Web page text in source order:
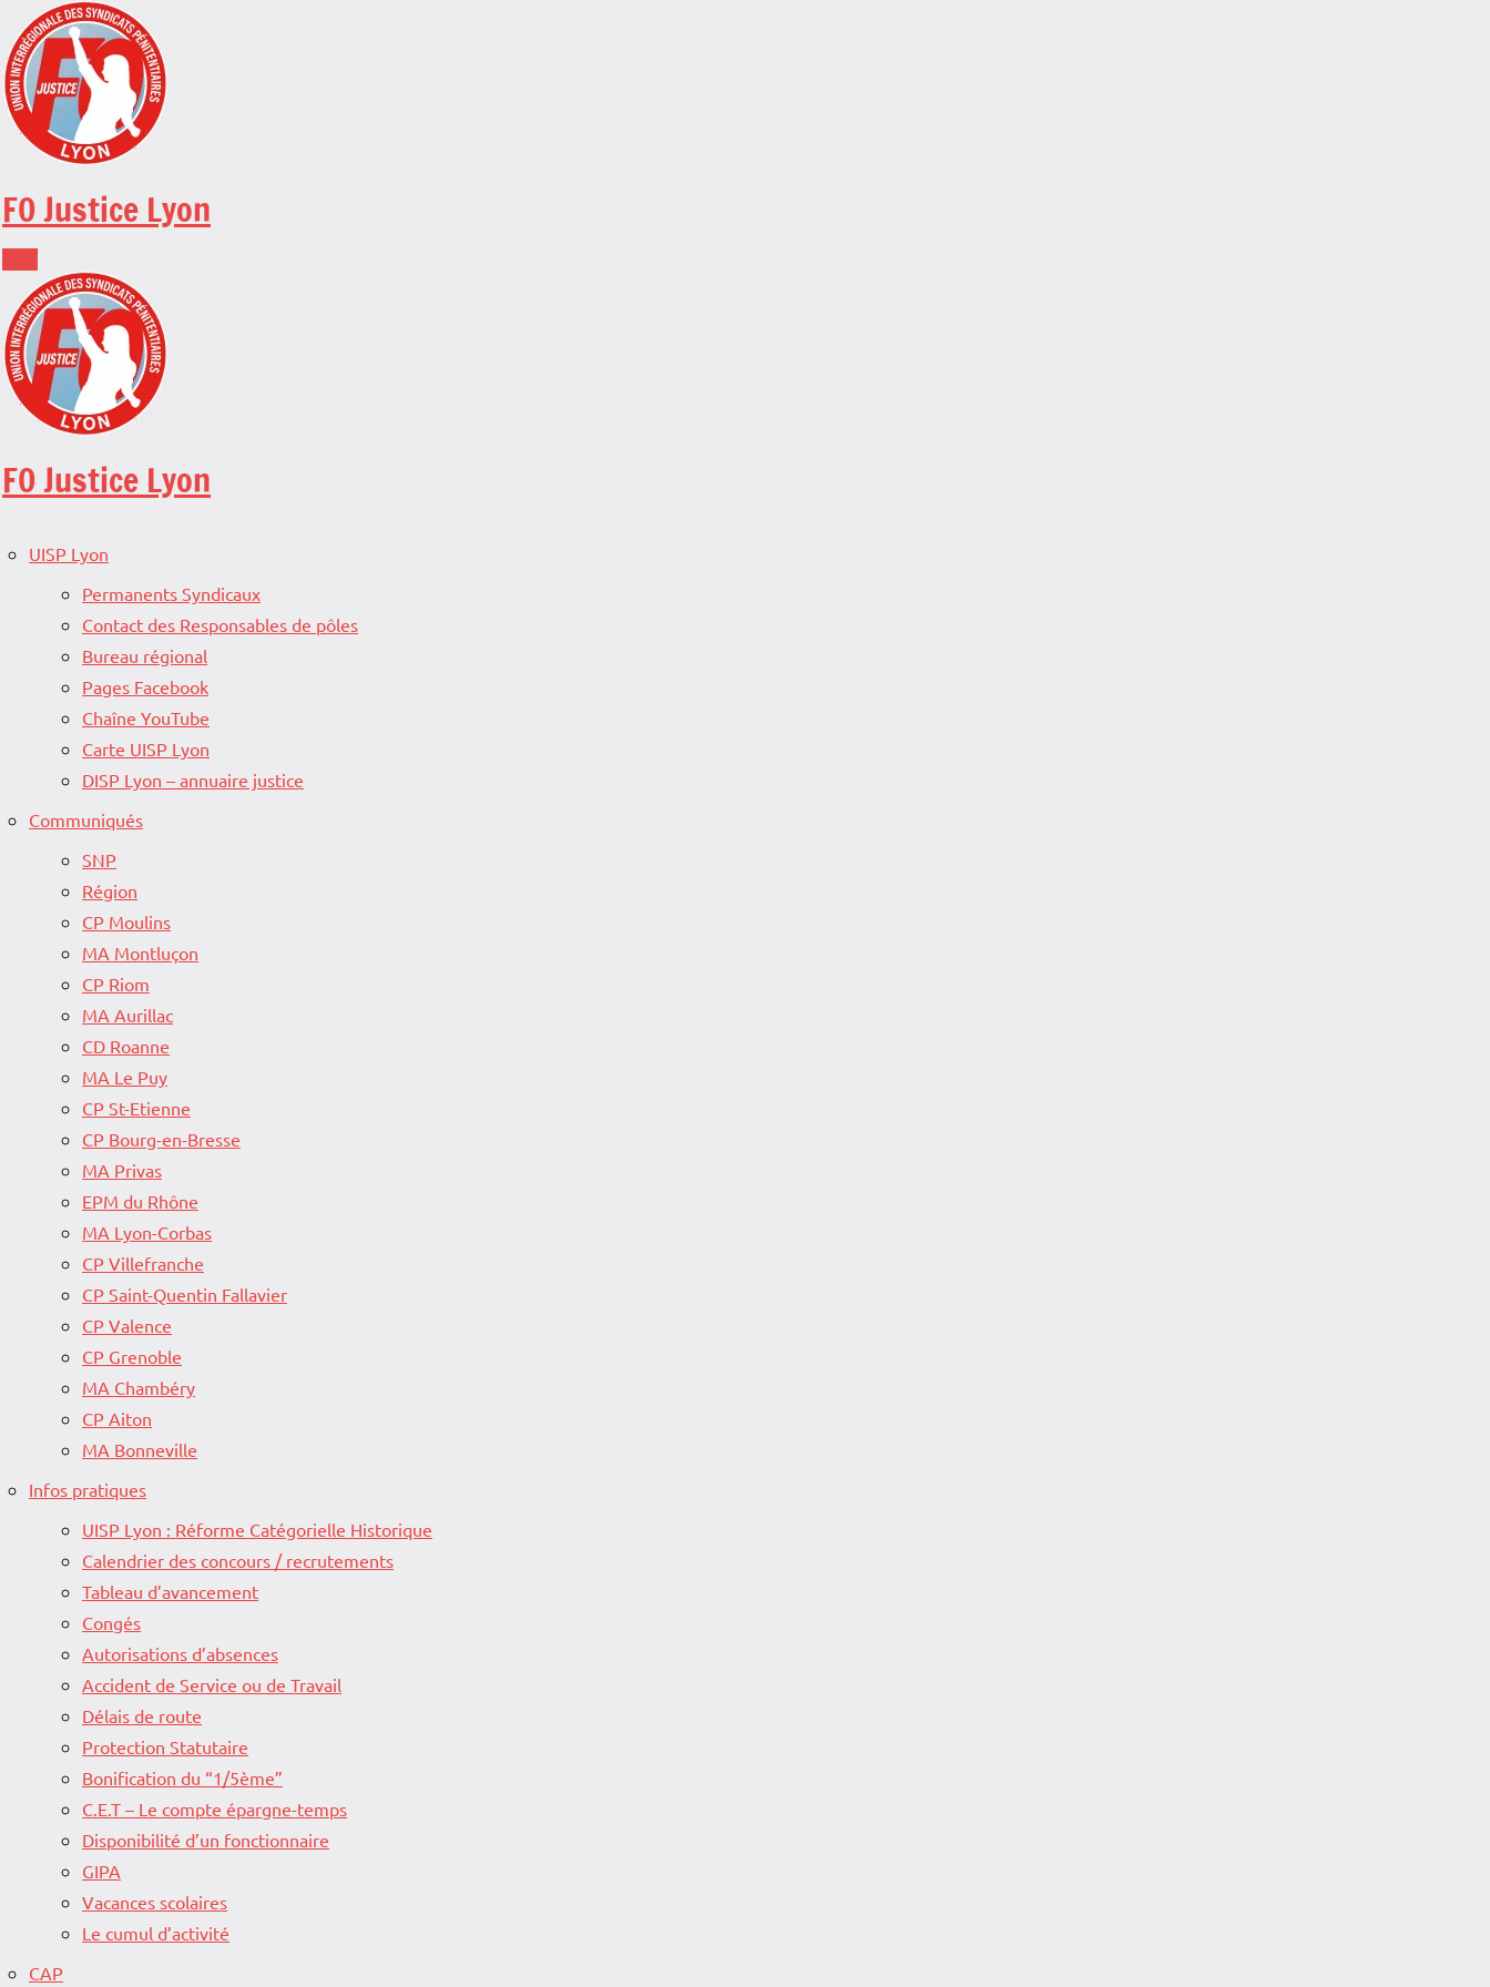
Skip
to
content
FO Justice Lyon
FO Justice Lyon
UISP Lyon
Permanents Syndicaux
Contact des Responsables de pôles
Bureau régional
Pages Facebook
Chaîne YouTube
Carte UISP Lyon
DISP Lyon – annuaire justice
Communiqués
SNP
Région
CP Moulins
MA Montluçon
CP Riom
MA Aurillac
CD Roanne
MA Le Puy
CP St-Etienne
CP Bourg-en-Bresse
MA Privas
EPM du Rhône
MA Lyon-Corbas
CP Villefranche
CP Saint-Quentin Fallavier
CP Valence
CP Grenoble
MA Chambéry
CP Aiton
MA Bonneville
Infos pratiques
UISP Lyon : Réforme Catégorielle Historique
Calendrier des concours / recrutements
Tableau d’avancement
Congés
Autorisations d’absences
Accident de Service ou de Travail
Délais de route
Protection Statutaire
Bonification du “1/5ème”
C.E.T – Le compte épargne-temps
Disponibilité d’un fonctionnaire
GIPA
Vacances scolaires
Le cumul d’activité
CAP